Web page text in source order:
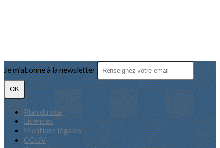
Je m'abonne à la newsletter
OK
Plan du site
Licences
Mentions légales
CGUV